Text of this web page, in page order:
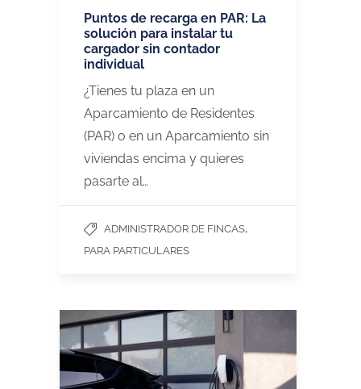
Puntos de recarga en PAR: La
solución para instalar tu
cargador sin contador
individual
¿Tienes tu plaza en un
Aparcamiento de Residentes
(PAR) o en un Aparcamiento sin
viviendas encima y quieres
pasarte al…
ADMINISTRADOR DE FINCAS,
PARA PARTICULARES